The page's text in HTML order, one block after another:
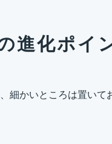
化ポイ
細かいところは置いて